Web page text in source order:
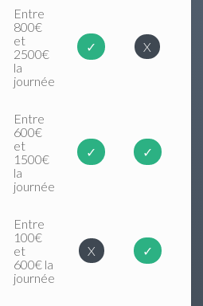
Entre
800€
et
2500€
la
journée
✓ X
Entre
600€
et
1500€
la
journée
✓ ✓
Entre
100€
et
600€ la
journée
X ✓